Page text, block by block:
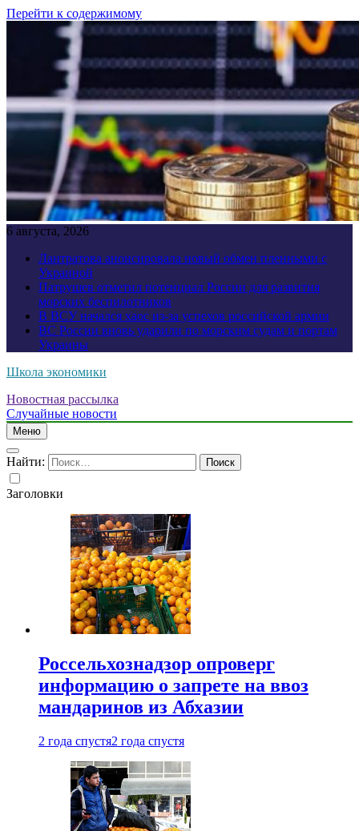
Перейти к содержимому
6 августа, 2026
Лантратова анонсировала новый обмен пленными с
Украиной
Патрушев отметил потенциал России для развития
морских беспилотников
В ВСУ начался хаос из-за успехов российской армии
ВС России вновь ударили по морским судам и портам
Украины
Школа экономики
Новостная рассылка
Случайные новости
Меню
Найти:
Заголовки
Россельхознадзор опроверг
информацию о запрете на ввоз
мандаринов из Абхазии
2 года спустя2 года спустя